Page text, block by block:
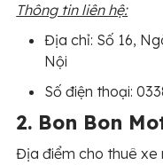
Thông tin liên hệ:
Địa chỉ: Số 16,
Nội
Số điện thoại:
2. Bon Bon
Địa điểm cho thuê xe